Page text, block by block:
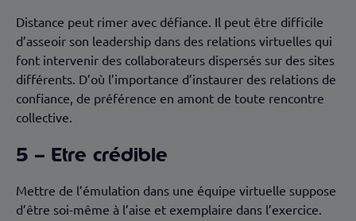
Distance peut rimer avec défiance. Il peut être difficile
d’asseoir son leadership dans des relations virtuelles qui
font intervenir des collaborateurs dispersés sur des sites
différents. D’où l’importance d’instaurer des relations de
confiance, de préférence en amont de toute rencontre
collective.
5 – Etre crédible
Mettre de l’émulation dans une équipe virtuelle suppose
d’être soi-même à l’aise et exemplaire dans l’exercice.